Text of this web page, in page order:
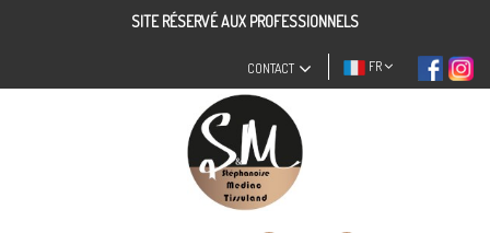
SITE RÉSERVÉ AUX PROFESSIONNELS
FR
CONTACT